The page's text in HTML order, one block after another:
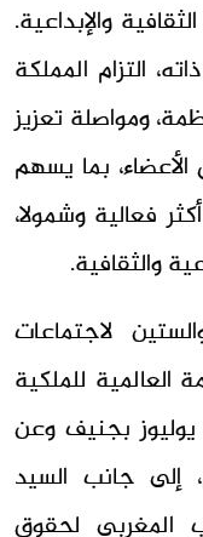
والإبداعية.
التزام المملكة
ومواصلة تعزيز
بما يسهم
فعالية وشمولا،
والثقافية.
لاجتماعات
العالمية للملكية
الفكرية، خلال الفترة من 7 إلى 15 يوليوز بجنيف وعن
إلى جانب السيد
المغربي لحقوق